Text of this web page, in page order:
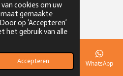
cookies om uw
gemaakte
op ‘Accepteren’
het gebruik van alle
Accepteren
Kaart Instagram WhatsApp